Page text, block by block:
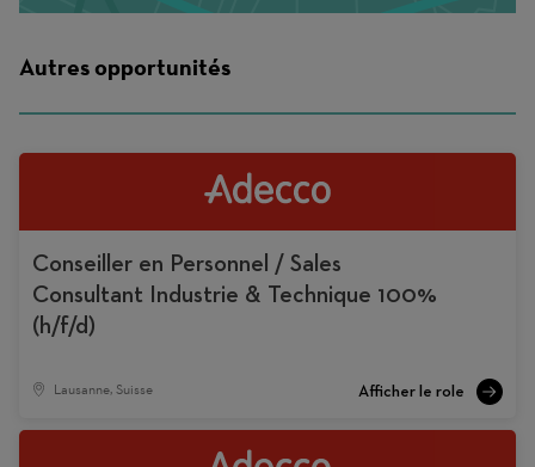
Autres opportunités
Conseiller en Personnel / Sales
Consultant Industrie & Technique 100%
(h/f/d)
Lausanne, Suisse